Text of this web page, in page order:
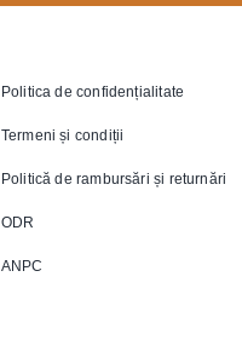
Politica de confidențialitate
Termeni și condiții
Politică de rambursări și returnări
ODR
ANPC